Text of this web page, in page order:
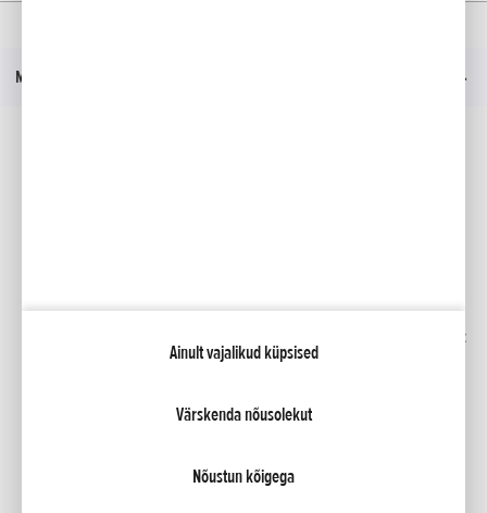
Ainult vajalikud küpsised
Värskenda nõusolekut
Nõustun kõigega
Menüü
Honda RoadSync
Privaatsustingimused ja küpsiste poliitika